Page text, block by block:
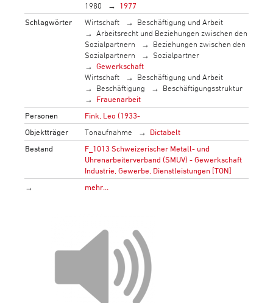
1980
1977
Schlagwörter
Wirtschaft
Beschäftigung und Arbeit
Arbeitsrecht und Beziehungen zwischen den
Sozialpartnern
Beziehungen zwischen den
Sozialpartnern
Sozialpartner
Gewerkschaft
Wirtschaft
Beschäftigung und Arbeit
Beschäftigung
Beschäftigungsstruktur
Frauenarbeit
Personen
Fink, Leo (1933-
Objektträger
Tonaufnahme
Dictabelt
Bestand
F_1013 Schweizerischer Metall- und
Uhrenarbeiterverband (SMUV) - Gewerkschaft
Industrie, Gewerbe, Dienstleistungen [TON]
→
mehr…